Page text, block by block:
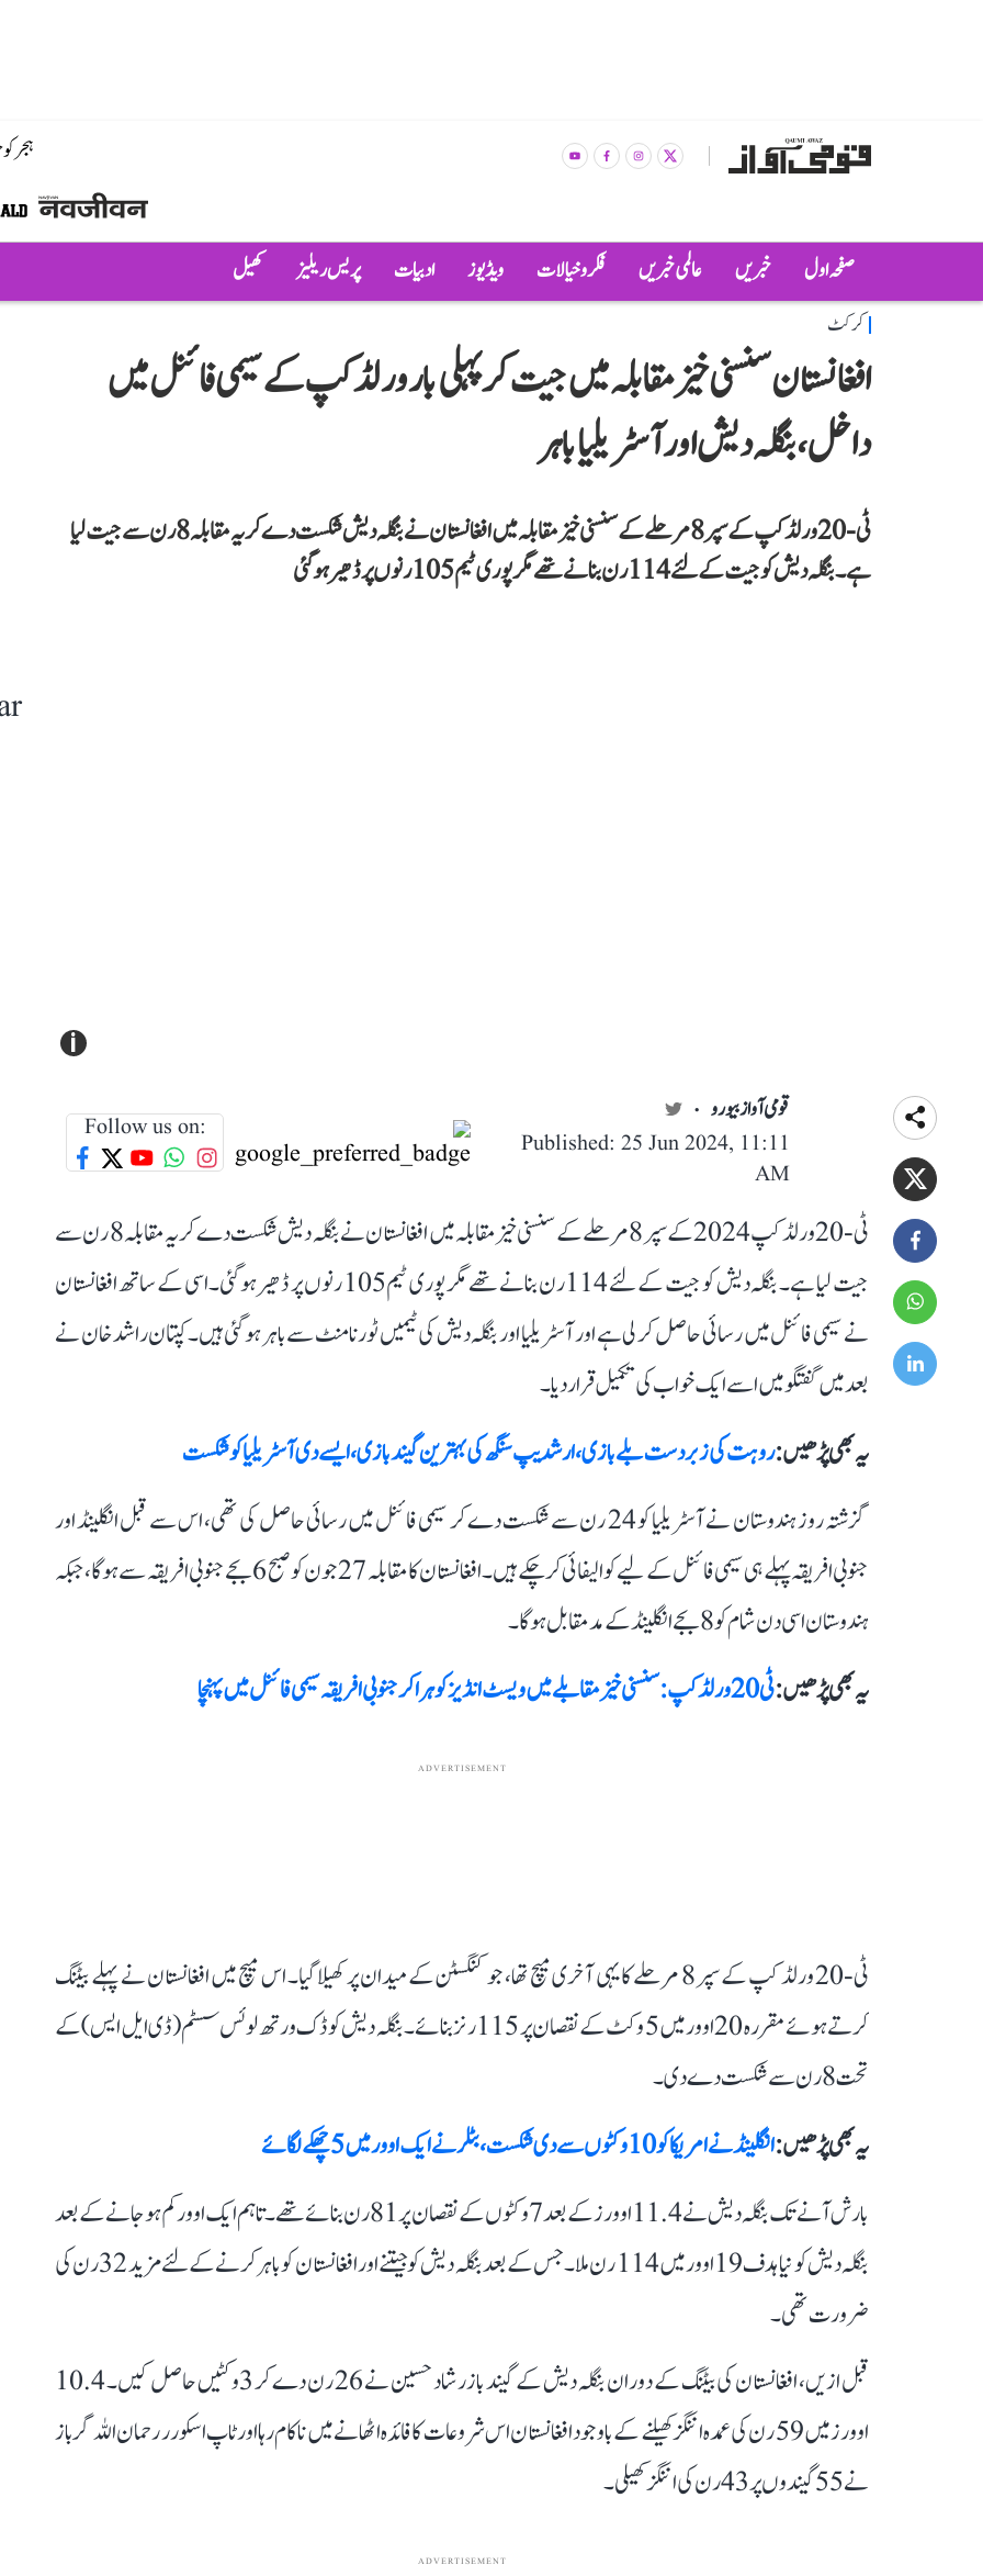
ہجر
صفحہ اول خبریں عالمی خبریں فکر و خیالات ویڈیوز ادبیات پریس ریلیز کھیل
کرکٹ
افغانستان سنسنی خیز مقابلہ میں جیت کر پہلی بار ورلڈ کپ کے سیمی فائنل میں
داخل، بنگلہ دیش اور آسٹریلیا باہر
ٹی-20 ورلڈ کپ کے سپر 8 مرحلے کے سنسنی خیز مقابلہ میں افغانستان نے بنگلہ دیش شکست دے کر یہ مقابلہ 8 رن سے جیت لیا
ہے۔ بنگلہ دیش کو جیت کے لئے 114 رن بنانے تھے مگر پوری ٹیم 105 رنوں پر ڈھیر ہو گئی
i
قومی آواز بیورو
Published: 25 Jun 2024, 11:11
AM
Follow us on:
ٹی-20 ورلڈ کپ 2024 کے سپر 8 مرحلے کے سنسنی خیز مقابلہ میں افغانستان نے بنگلہ دیش شکست دے کر یہ مقابلہ 8 رن سے
جیت لیا ہے۔ بنگلہ دیش کو جیت کے لئے 114 رن بنانے تھے مگر پوری ٹیم 105 رنوں پر ڈھیر ہو گئی۔ اسی کے ساتھ افغانستان
نے سیمی فائنل میں رسائی حاصل کر لی ہے اور آسٹریلیا اور بنگلہ دیش کی ٹیمیں ٹورنامنٹ سے باہر ہو گئی ہیں۔ کپتان راشد خان نے
بعد میں گفتگو میں اسے ایک خواب کی تکمیل قرار دیا۔
یہ بھی پڑھیں :روہت کی زبردست بلے بازی،ارشدیپ سنگھ کی بہترین گیند بازی، ایسے دی آسٹریلیا کو شکست
گزشتہ روز ہندوستان نے آسٹریلیا کو 24 رن سے شکست دے کر سیمی فائنل میں رسائی حاصل کی تھی، اس سے قبل انگلینڈ اور
جنوبی افریقہ پہلے ہی سیمی فائنل کے لیے کوالیفائی کر چکے ہیں۔ افغانستان کا مقابلہ 27 جون کو صبح 6 بجے جنوبی افریقہ سے ہوگا، جبکہ
ہندوستان اسی دن شام کو 8 بجے انگلینڈ کے مدمقابل ہوگا۔
یہ بھی پڑھیں :ٹی 20 ورلڈ کپ: سنسنی خیز مقابلے میں ویسٹ انڈیز کو ہرا کر جنوبی افریقہ سیمی فائنل میں پہنچا
ADVERTISEMENT
ٹی-20 ورلڈ کپ کے سپر 8 مرحلے کا یہی آخری میچ تھا، جو کنگسٹن کے میدان پر کھیلا گیا۔ اس میچ میں افغانستان نے پہلے بیٹنگ
کرتے ہوئے مقررہ 20 اوور میں 5 وکٹ کے نقصان پر 115 رنز بنائے۔ بنگلہ دیش کو ڈک ورتھ لوئس سسٹم (ڈی ایل ایس) کے
تحت 8 رن سے شکست دے دی۔
یہ بھی پڑھیں :انگلینڈ نے امریکا کو 10 وکٹوں سےدی شکست، بٹلر نے ایک اوور میں 5 چھکے لگائے
بارش آنے تک بنگلہ دیش نے 11.4 اوورز کے بعد 7 وکٹوں کے نقصان پر 81 رن بنائے تھے۔ تاہم ایک اوور کم ہو جانے کے بعد
بنگلہ دیش کو نیا ہدف 19 اوور میں 114 رن ملا۔ جس کے بعد بنگلہ دیش کو جیتنے اور افغانستان کو باہر کرنے کے لئے مزید 32 رن کی
ضرورت تھی۔
قبل ازیں، افغانستان کی بیٹنگ کے دوران بنگلہ دیش کے گیند باز رشاد حسین نے 26 رن دے کر 3 وکٹیں حاصل کیں۔ 10.4
اوورز میں 59 رن کی عمدہ اننگز کھیلنے کے باوجود افغانستان اس شروعات کا فائدہ اٹھانے میں ناکام رہا اور ٹاپ اسکورر رحمان اللہ گرباز
نے 55 گیندوں پر 43 رن کی اننگز کھیلی۔
ADVERTISEMENT